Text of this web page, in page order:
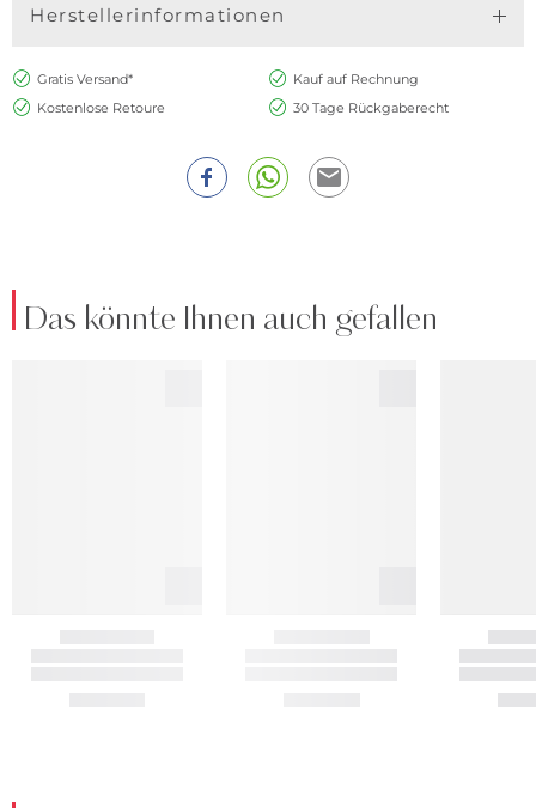
Herstellerinformationen
Gratis Versand*
Kauf auf Rechnung
Kostenlose Retoure
30 Tage Rückgaberecht
Das könnte Ihnen auch gefallen